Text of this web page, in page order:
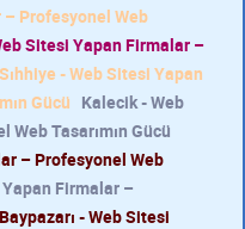
Profesyonel Web
Sitesi Yapan Firmalar –
Sıhhiye - Web Sitesi Yapan
Gücü Kalecik - Web
Tasarımın Gücü
– Profesyonel Web
Firmalar –
Baypazarı - Web Sitesi